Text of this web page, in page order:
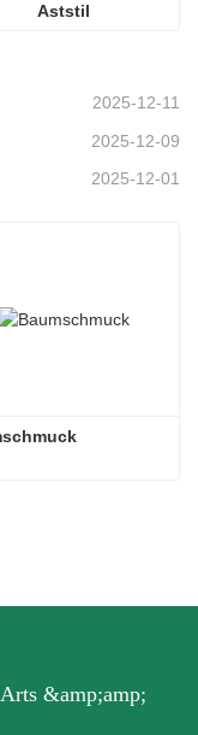
Aststil
2025-12-11
2025-12-09
2025-12-01
&amp;amp;